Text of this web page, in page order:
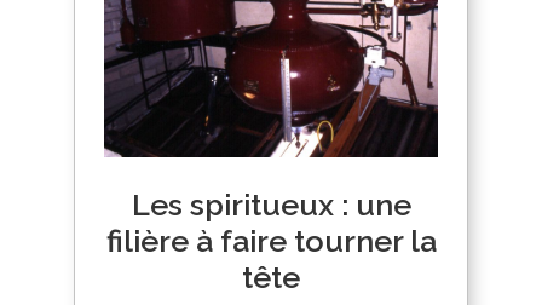
Les spiritueux : une
filière à faire tourner la
tête